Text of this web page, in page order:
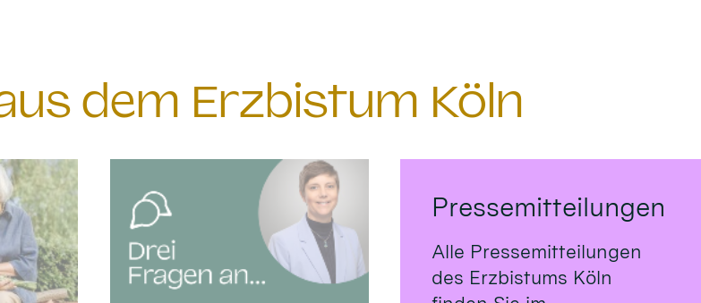
dem Erzbistum Köln
Pressemitteilungen
Alle Pressemitteilungen
des Erzbistums Köln